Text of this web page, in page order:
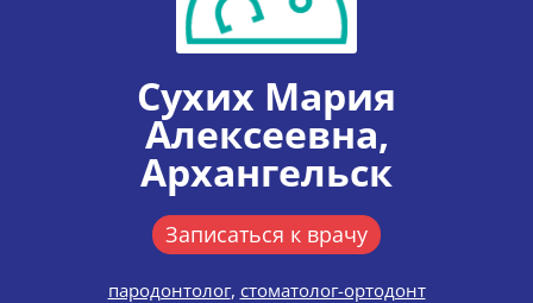
Сухих Мария
Алексеевна,
Архангельск
Записаться к врачу
пародонтолог, стоматолог-ортодонт